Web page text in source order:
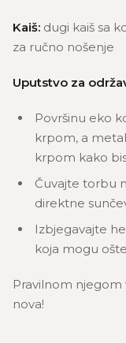
Kaiš: dugi kaiš sa
za ručno nošenje
Uputstvo za
Površinu eko
krpom, a
krpom kako
Čuvajte torbu
direktne
Izbjegavajte
koja mogu
Pravilnom
nova!